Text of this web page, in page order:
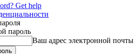
Get help
пароль
Ваш адрес электронной почты